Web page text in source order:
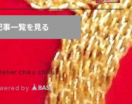
事一覧を見る
chiku chiku
by